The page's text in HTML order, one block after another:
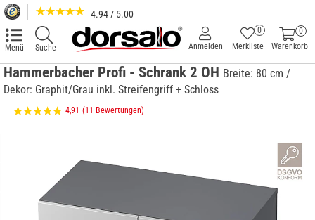
4.94 / 5.00
Menü Suche
0
Warenkorb
Merkliste
0
Anmelden
Hammerbacher Profi - Schrank 2 OH Breite: 80 cm /
Dekor: Graphit/Grau inkl. Streifengriff + Schloss
4,91 (11 Bewertungen)